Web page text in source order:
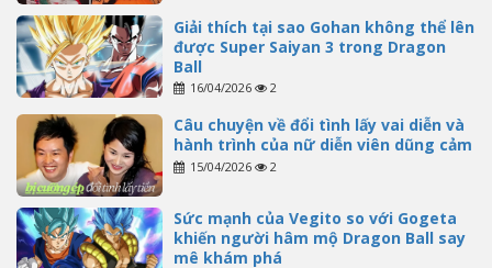
Giải thích tại sao Gohan không thể lên
được Super Saiyan 3 trong Dragon
Ball
16/04/2026 2
Câu chuyện về đổi tình lấy vai diễn và
hành trình của nữ diễn viên dũng cảm
15/04/2026 2
Sức mạnh của Vegito so với Gogeta
khiến người hâm mộ Dragon Ball say
mê khám phá